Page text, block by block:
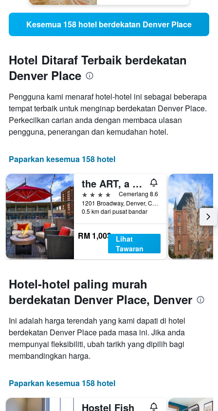
Kesemua 158 hotel berdekatan Denver Place
Hotel Ditaraf Terbaik berdekatan
Denver Place
Pengguna kami menaraf hotel-hotel ini sebagai beberapa
tempat terbaik untuk menginap berdekatan Denver Place.
Perkecilkan carian anda dengan membaca ulasan
pengguna, penerangan dan kemudahan hotel.
Paparkan kesemua 158 hotel
the ART, a hotel
4 bintang
Cemerlang 8.6
1201 Broadway, Denver, CO, Amerika Syarikat
0.5 km dari pusat bandar
RM 1,003 Lihat
Tawaran
Hotel-hotel paling murah
berdekatan Denver Place, Denver
Ini adalah harga terendah yang kami dapati di hotel
berdekatan Denver Place pada masa ini. Jika anda
mempunyai fleksibiliti, ubah tarikh yang dipilih bagi
membandingkan harga.
Paparkan kesemua 158 hotel
Hostel Fish